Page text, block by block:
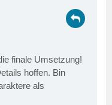
finale Umsetzung!
hoffen. Bin
als